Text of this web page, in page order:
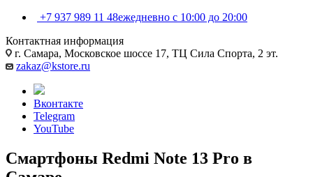
+7 937 989 11 48ежедневно с 10:00 до 20:00
Контактная информация
г. Самара, Московское шоссе 17, ТЦ Сила Спорта, 2 эт.
zakaz@kstore.ru
Вконтакте
Telegram
YouTube
Смартфоны Redmi Note 13 Pro в